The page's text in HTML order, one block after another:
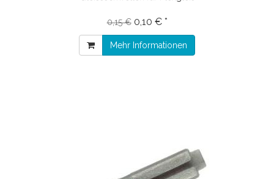
0,15 € 0,10 € *
Mehr Informationen